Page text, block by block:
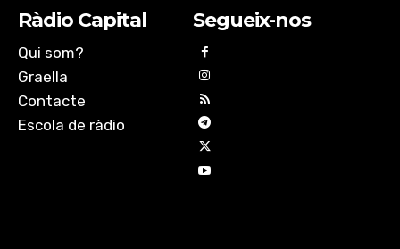
Ràdio Capital
Qui som?
Graella
Contacte
Escola de ràdio
Segueix-nos